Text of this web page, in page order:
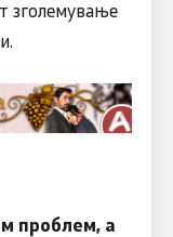
зголемување
проблем, а